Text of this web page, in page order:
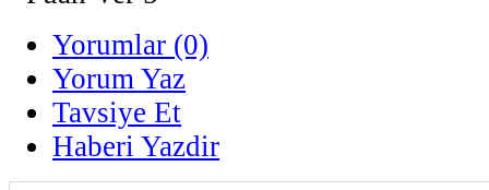
Yorumlar (0)
Yorum Yaz
Tavsiye Et
Haberi Yazdir